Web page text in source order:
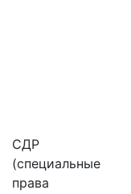
СДР
(специальные
права